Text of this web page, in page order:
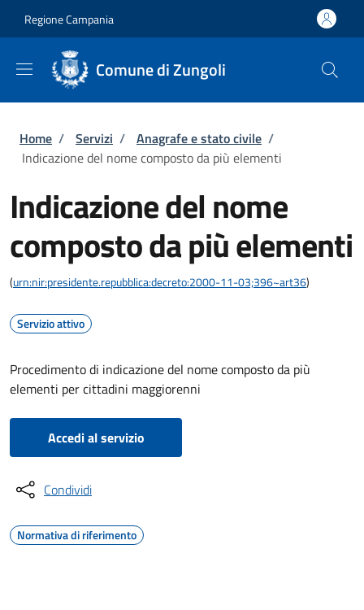
Regione Campania
Comune di Zungoli
Briciole di pane
Home / Servizi / Anagrafe e stato civile /
Indicazione del nome composto da più elementi
Indicazione del nome
composto da più elementi
(urn:nir:presidente.repubblica:decreto:2000-11-03;396~art36)
Servizio attivo
Procedimento di indicazione del nome composto da più
elementi per cittadini maggiorenni
Accedi al servizio
Condividi
Normativa di riferimento